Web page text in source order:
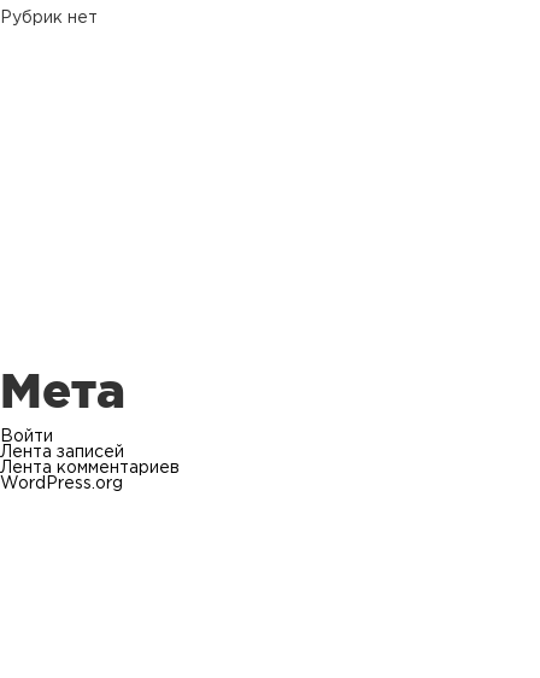
Рубрик нет
Мета
Войти
Лента записей
Лента комментариев
WordPress.org